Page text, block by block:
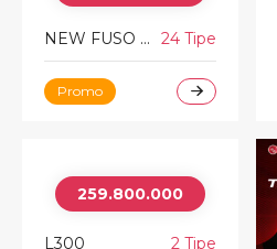
NEW FUSO FIGHTER 24 Tipe
Promo
259.800.000
L300 2 Tipe